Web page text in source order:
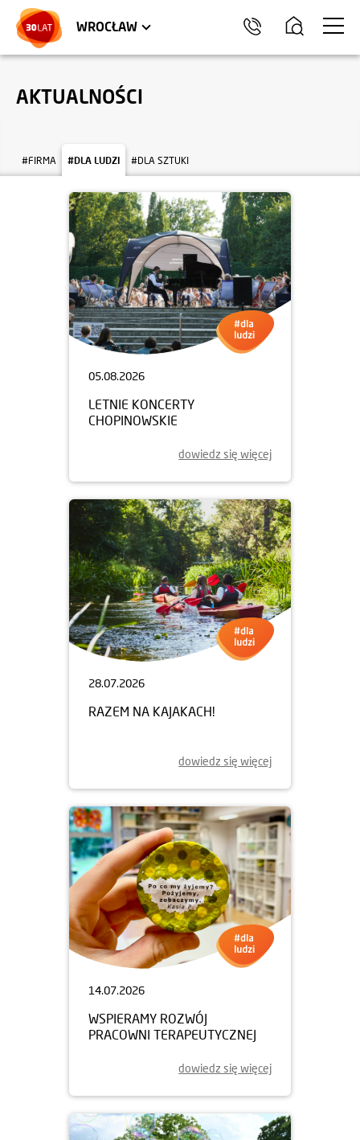
WROCŁAW
TRÓJMIASTO
AKTUALNOŚCI
#FIRMA #DLA LUDZI #DLA SZTUKI
05.08.2026
LETNIE KONCERTY
CHOPINOWSKIE
dowiedz się więcej
28.07.2026
RAZEM NA KAJAKACH!
dowiedz się więcej
14.07.2026
WSPIERAMY ROZWÓJ
PRACOWNI TERAPEUTYCZNEJ
dowiedz się więcej